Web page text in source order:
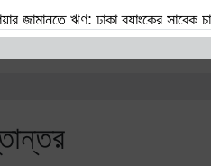
জামানতে ঋণ: ঢাকা ব্যাংকের সাবেক
মামলা: সাকিবসহ ১৫ জনের
আট সাংবাদিক বীমা